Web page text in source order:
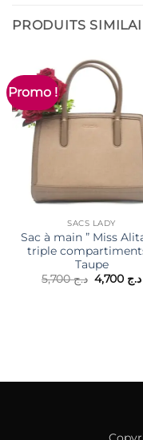
PRODUITS
Promo !
SACS LADY
Sac à main ” Miss
triple
Taupe
د.ج5,700
Le
prix
د.ج